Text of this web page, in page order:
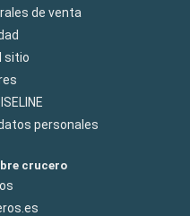
de venta
sitio
personales
crucero